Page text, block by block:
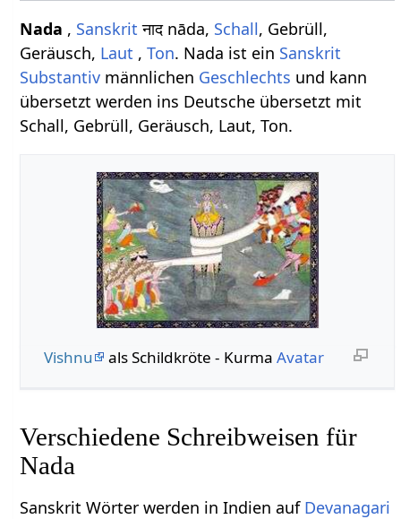
Nada , Sanskrit नाद nāda, Schall, Gebrüll,
Geräusch, Laut ,Ton. Nada ist ein Sanskrit
Substantiv männlichen Geschlechts und kann
übersetzt werden ins Deutsche übersetzt mit
Schall, Gebrüll, Geräusch, Laut, Ton.
Vishnu als Schildkröte - Kurma Avatar
Verschiedene Schreibweisen für
Nada
Sanskrit Wörter werden in Indien auf Devanagari